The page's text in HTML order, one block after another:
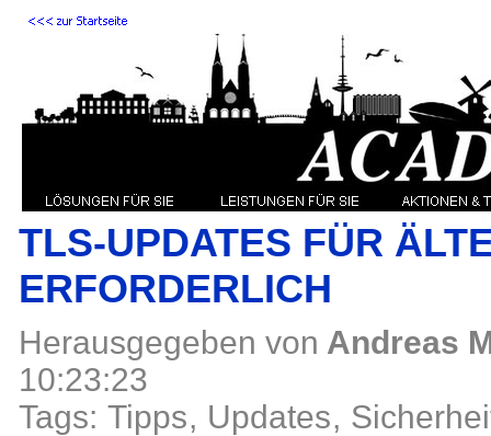
TLS-UPDATES FÜR
ERFORDERLICH
Herausgegeben von Andreas
10:23:23
Tags: Tipps, Updates,